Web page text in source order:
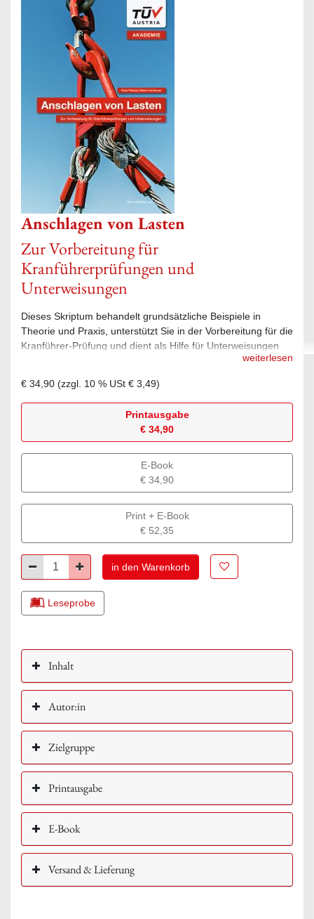
Anschlagen von Lasten
Zur Vorbereitung für
Kranführerprüfungen und
Unterweisungen
Dieses Skriptum behandelt grundsätzliche Beispiele in
Theorie und Praxis, unterstützt Sie in der Vorbereitung für die
Kranführer-Prüfung und dient als Hilfe für Unterweisungen
weiterlesen
€ 34,90 (zzgl. 10 % USt € 3,49)
Printausgabe
€ 34,90
E-Book
€ 34,90
Print + E-Book
€ 52,35
Minus Plus in den Warenkorb Zur Merkliste
Leseprobe
Inhalt
Autor:in
Zielgruppe
Printausgabe
E-Book
Versand & Lieferung